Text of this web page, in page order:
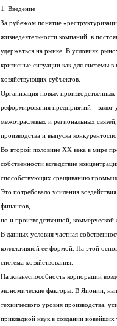
1. Введение
хозяйствующих субъектов.
производства и выпуска
способствующих сращиванию
финансов,
система хозяйствования.